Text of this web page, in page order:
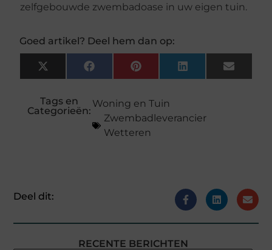
zelfgebouwde zwembadoase in uw eigen tuin.
Goed artikel? Deel hem dan op:
X
(Twitter)
FacebookPinterestLinkedInEmail
Tags en
Categorieën:
Woning en Tuin
Zwembadleverancier
Wetteren
Deel dit:
RECENTE BERICHTEN